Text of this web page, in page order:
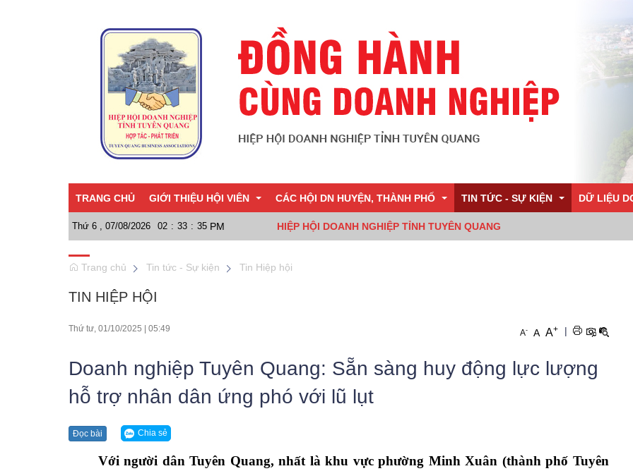
TRANG CHỦ GIỚI THIỆU HỘI VIÊN
Giới thiệu chung
Sơ đồ tổ chức
BCH Hiệp hội DN Tỉnh
Thường trực Hiệp hội DN Tỉnh
Điều lệ Hiệp hội
CÁC HỘI DN HUYỆN, THÀNH PHỐ
Hội TP Tuyên Quang
Chi hội Dn Tân Hà
Chi hội DN Ỷ La
Chi hội DN Tràng Đà
Hội DN Hàm Yên
Hội DN Lâm Bình
TIN TỨC - SỰ KIỆN
Doanh nghiệp cần biết
Giải quyết ý kiên, kiến nghị
DỮ LIỆU
DCI 2015
Thứ 6 , 07/08/2026 02 : 33 : 37 PM HIỆP HỘI DOANH NGHIỆP TỈNH TUYÊN QUANG
Trang chủ Tin tức - Sự kiện Tin Hiệp hội
TIN HIỆP HỘI
Thứ tư, 01/10/2025 05:49 A- A A+ |
Doanh nghiệp Tuyên Quang: Sẵn sàng huy động lực lượng
hỗ trợ nhân dân ứng phó với lũ lụt
Đọc bài Chia sẻ
Với người dân Tuyên Quang, nhất là khu vực phường Minh Xuân (thành phố Tuyên